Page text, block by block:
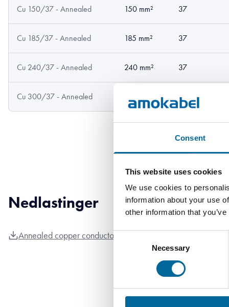
Consent
This website uses cookies
We use cookies to
information about your use
other information that
Consent
Necessary
Cu 150/37 - Annealed 150 mm² 37
Cu 185/37 - Annealed 185 mm² 37
Cu 240/37 - Annealed 240 mm² 37
Cu 300/37 - Annealed 37
Nedlastinger
Annealed copper conductor - Annealed copper conductor